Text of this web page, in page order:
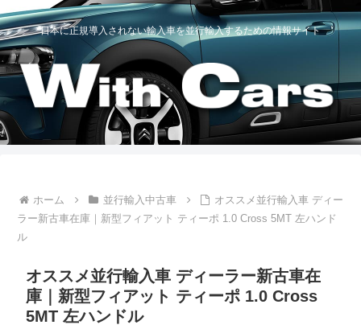
日本に正規導入されない輸入車を並行輸入するための情報サイト
ホーム 並行輸入中古車
オススメ並行輸入車 ディー
ラー新古車在庫｜新型フィアット ティーポ 1.0 Cross 5MT 左ハンド
ル
オススメ並行輸入車 ディーラー新古車在
庫｜新型フィアット ティーポ 1.0 Cross
5MT 左ハンドル